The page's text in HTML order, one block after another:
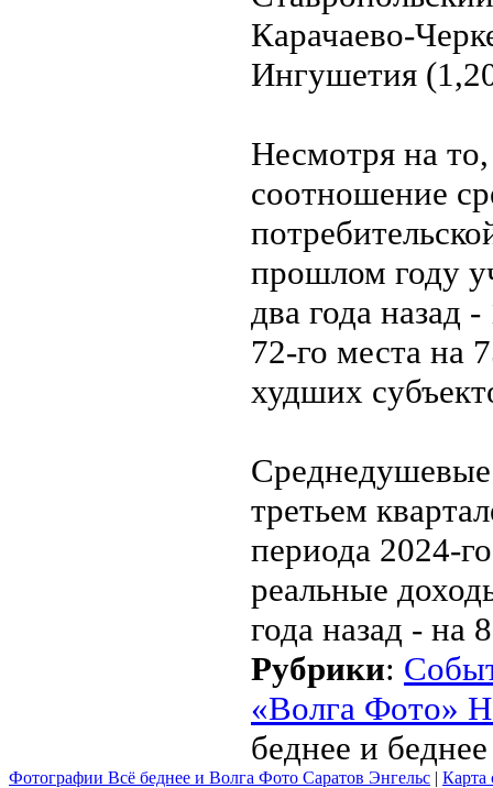
Карачаево-
Ингушетия
Несмотря на то,
соотношение
прошлом году
два года назад
72-го места на
худших
Среднедушевые
третьем
периода 2024-
реальные
года назад - на
Рубрики:
«Волга Фото»
беднее и беднее
Фотографии Всё беднее и Волга Фото Саратов Энгельс | Карта